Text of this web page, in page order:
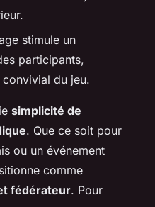
stimule un
participants,
du jeu.
simplicité de
. Que ce soit pour
ou un événement
comme
fédérateur. Pour